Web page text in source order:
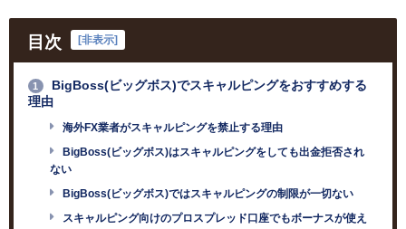
目次 非表示
1
BigBoss(ビッグボス)でスキャルピングをおすすめする
理由
海外FX業者がスキャルピングを禁止する理由
BigBoss(ビッグボス)はスキャルピングをしても出金拒否され
ない
BigBoss(ビッグボス)ではスキャルピングの制限が一切ない
スキャルピング向けのプロスプレッド口座でもボーナスが使え